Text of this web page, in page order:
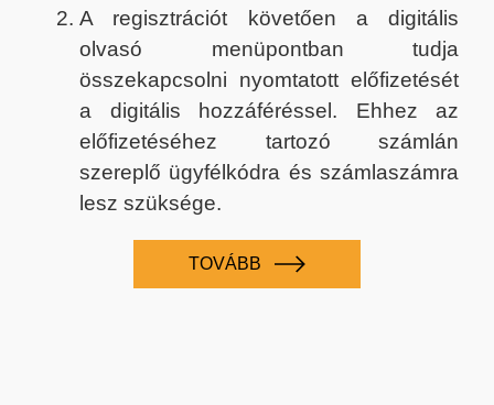
A regisztrációt követően a digitális
olvasó menüpontban tudja
összekapcsolni nyomtatott előfizetését
a digitális hozzáféréssel. Ehhez az
előfizetéséhez tartozó számlán
szereplő ügyfélkódra és számlaszámra
lesz szüksége.
TOVÁBB